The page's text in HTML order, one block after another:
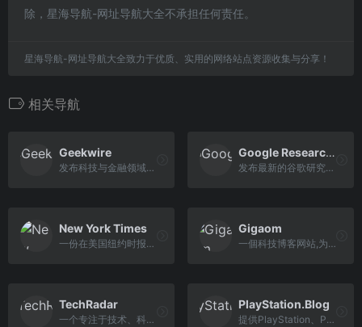
除，星海导航-网址导航大全不承担任何责任。
星海导航-网址导航大全致力于优质、实用的网络站点资源收集与分享！
相关导航
Geekwire
发布科技与金融领域的突发新闻
Google Research Blog
发布最新的谷歌研究资讯
New York Times
一份在美国纽约时报，向读者提供全球时事、商业及文化生活领域的报道
Gigaom
一個科技博客网站,为科技革新者提供互联网传媒、新闻和搜索服务
TechRadar
一个专注于技术、科技产品的新闻和评论网站
PlayStation.Blog
提供PlayStation、PS5、PS4、PS VR、PlayStation Plus等的新闻和视频更新